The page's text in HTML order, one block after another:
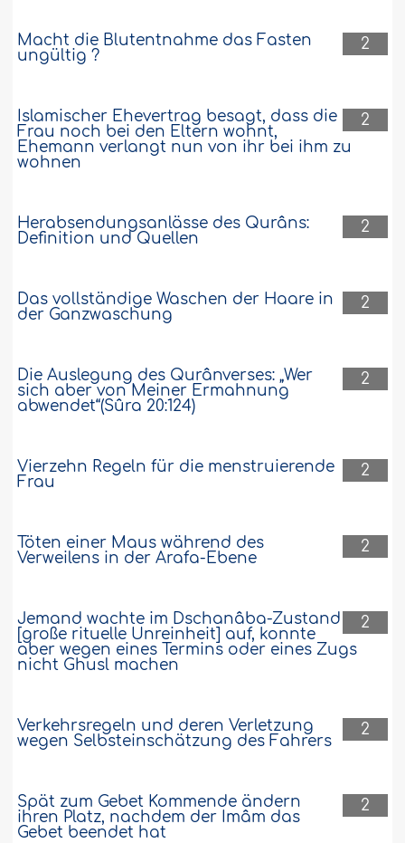
2
Macht die Blutentnahme das Fasten
ungültig ?
2
Islamischer Ehevertrag besagt, dass die
Frau noch bei den Eltern wohnt,
Ehemann verlangt nun von ihr bei ihm zu
wohnen
2
Herabsendungsanlässe des Qurâns:
Definition und Quellen
2
Das vollständige Waschen der Haare in
der Ganzwaschung
2
Die Auslegung des Qurânverses: „Wer
sich aber von Meiner Ermahnung
abwendet“(Sûra 20:124)
2
Vierzehn Regeln für die menstruierende
Frau
2
Töten einer Maus während des
Verweilens in der Arafa-Ebene
2
Jemand wachte im Dschanâba-Zustand
[große rituelle Unreinheit] auf, konnte
aber wegen eines Termins oder eines Zugs
nicht Ghusl machen
2
Verkehrsregeln und deren Verletzung
wegen Selbsteinschätzung des Fahrers
2
Spät zum Gebet Kommende ändern
ihren Platz, nachdem der Imâm das
Gebet beendet hat